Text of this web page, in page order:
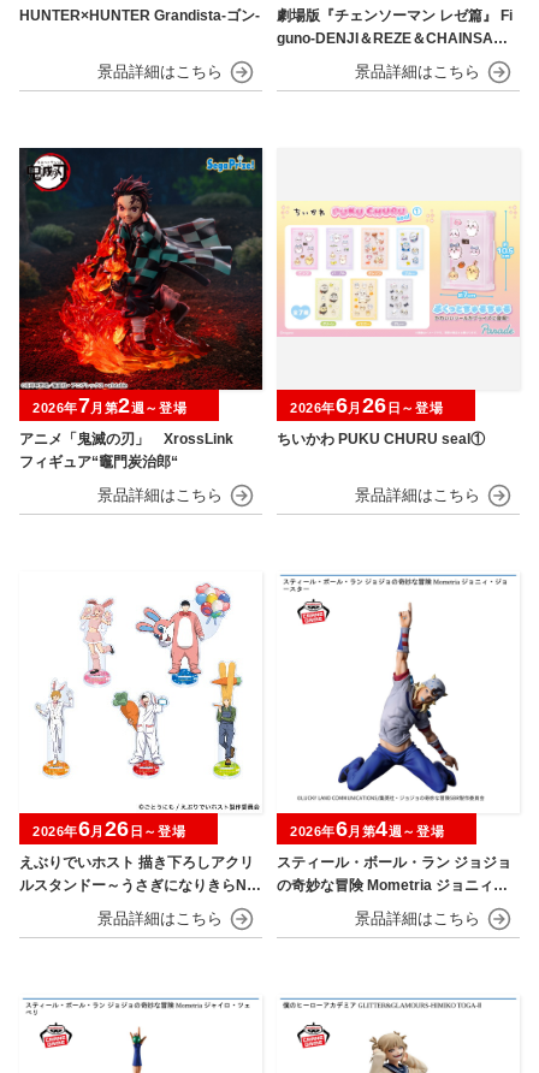
HUNTER×HUNTER Grandista-ゴン-
劇場版『チェンソーマン レゼ篇』 Fi
guno-DENJI＆REZE＆CHAINSAW
MAN＆BOMB-
アニメ「鬼滅の刃」 XrossLink
フィギュア“竈門炭治郎“
2026年7月第2週～登場
ちいかわ PUKU CHURU seal①
2026年6月 26 日～登場
えぶりでいホスト 描き下ろしアクリ
ルスタンドー～うさぎになりきらNIG
2026年6月 26 日～登場
スティール・ボール・ラン ジョジョ
の奇妙な冒険 Mometria ジョニィ・
ジョースター
2026年6月第4週～登場